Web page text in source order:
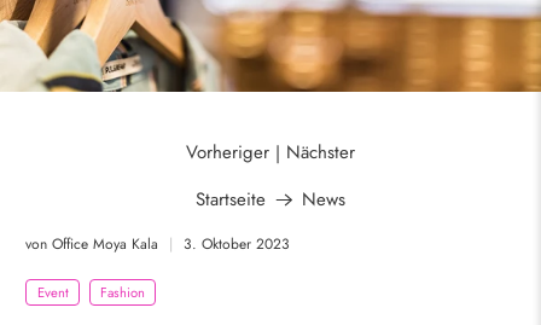
Startseite News
Vorheriger | Nächster
von Office Moya Kala 3. Oktober 2023
Event Fashion